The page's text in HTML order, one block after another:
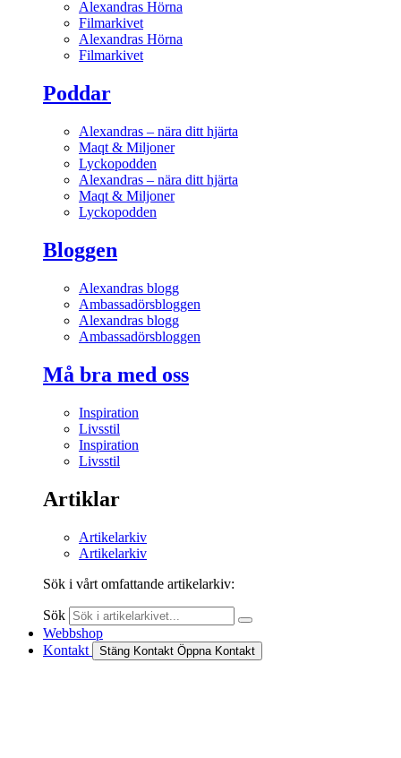
Alexandras Hörna
Filmarkivet
Alexandras Hörna
Filmarkivet
Poddar
Alexandras – nära ditt hjärta
Maqt & Miljoner
Lyckopodden
Alexandras – nära ditt hjärta
Maqt & Miljoner
Lyckopodden
Bloggen
Alexandras blogg
Ambassadörsbloggen
Alexandras blogg
Ambassadörsbloggen
Må bra med oss
Inspiration
Livsstil
Inspiration
Livsstil
Artiklar
Artikelarkiv
Artikelarkiv
Sök i vårt omfattande artikelarkiv:
Sök
Webbshop
Kontakt
Stäng Kontakt Öppna Kontakt